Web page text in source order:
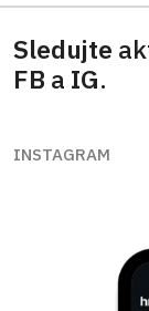
Sledujte
FB a IG.
INSTAGRAM